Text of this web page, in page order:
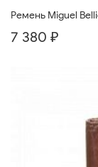
Ремень Miguel
7 380 ₽